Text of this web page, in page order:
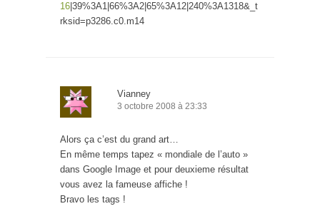
16 |39%3A1|66%3A2|65%3A12|240%3A1318&_t
rksid=p3286.c0.m14
Vianney
3 octobre 2008 à 23:33
Alors ça c’est du grand art…
En même temps tapez « mondiale de l’auto »
dans Google Image et pour deuxieme résultat
vous avez la fameuse affiche !
Bravo les tags !